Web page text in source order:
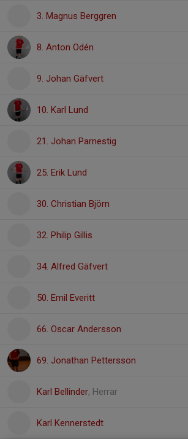
3. Magnus Berggren
8. Anton Odén
9. Johan Gäfvert
10. Karl Lund
21. Johan Parnestig
25. Erik Lund
30. Christian Björn
32. Philip Gillis
34. Alfred Gäfvert
50. Emil Everitt
66. Oscar Andersson
69. Jonathan Pettersson
Karl Bellinder, Herrar
Karl Kennerstedt